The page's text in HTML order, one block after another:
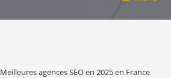
Meilleures agences SEO en 2025 en France